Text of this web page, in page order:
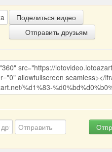
Поделиться видео
Отправить друзьям